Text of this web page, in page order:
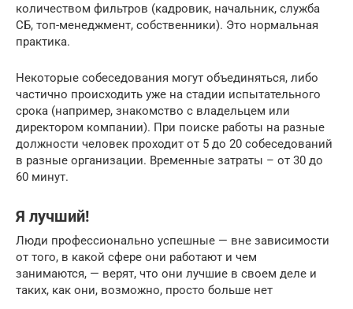
количеством фильтров (кадровик, начальник, служба
СБ, топ-менеджмент, собственники). Это нормальная
практика.
Некоторые собеседования могут объединяться, либо
частично происходить уже на стадии испытательного
срока (например, знакомство с владельцем или
директором компании). При поиске работы на разные
должности человек проходит от 5 до 20 собеседований
в разные организации. Временные затраты – от 30 до
60 минут.
Я лучший!
Люди профессионально успешные — вне зависимости
от того, в какой сфере они работают и чем
занимаются, — верят, что они лучшие в своем деле и
таких, как они, возможно, просто больше нет